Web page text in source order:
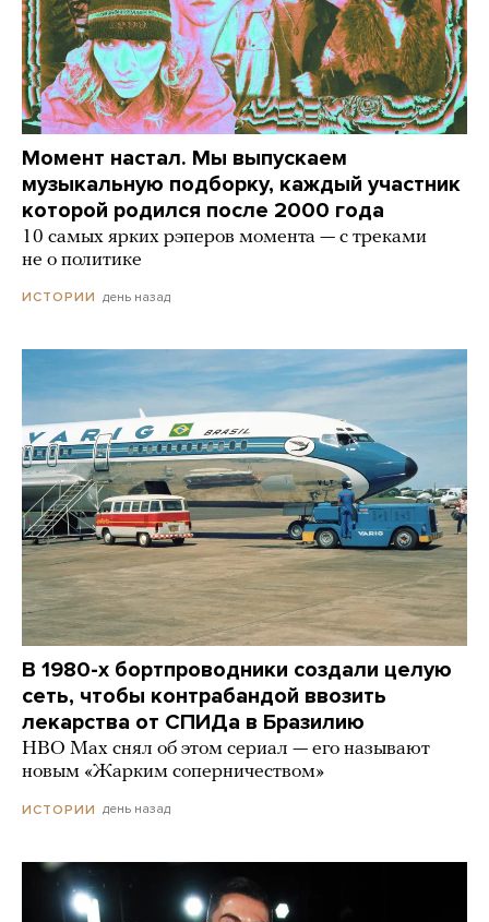
Момент настал. Мы выпускаем
музыкальную подборку, каждый участник
которой родился после 2000 года
10 самых ярких рэперов момента — с треками
не о политике
ИСТОРИИ день назад
В 1980-х бортпроводники создали целую
сеть, чтобы контрабандой ввозить
лекарства от СПИДа в Бразилию
HBO Max снял об этом сериал — его называют
новым «Жарким соперничеством»
ИСТОРИИ день назад